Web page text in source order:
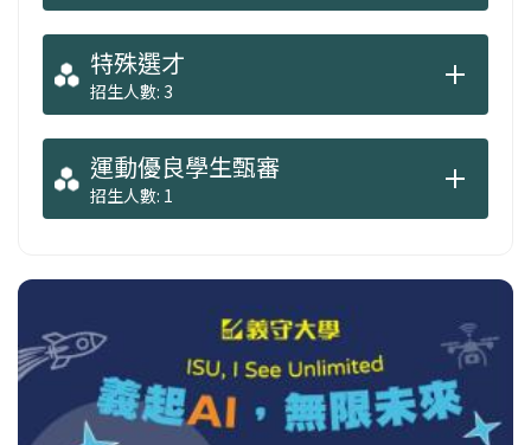
特殊選才
招生人數: 3
運動優良學生甄審
招生人數: 1